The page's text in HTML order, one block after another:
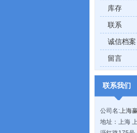
库存
联系
诚信档案
留言
联系我们
公司名:上海
地址：上海